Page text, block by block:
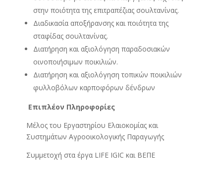
στην ποιότητα της επιτραπέζιας σουλτανίνας.
Διαδικασία αποξήρανσης και ποιότητα της
σταφίδας σουλτανίνας.
Διατήρηση και αξιολόγηση παραδοσιακών
οινοποιήσιμων ποικιλιών.
Διατήρηση και αξιολόγηση τοπικών ποικιλιών
φυλλοβόλων καρποφόρων δένδρων
Επιπλέον Πληροφορίες
Μέλος του Εργαστηρίου Ελαιοκομίας και
Συστημάτων Αγροοικολογικής Παραγωγής
Συμμετοχή στα έργα LIFE IGIC και ΒΕΠΕ